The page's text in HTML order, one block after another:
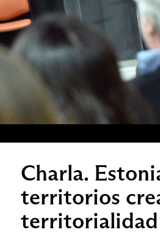
Charla.
territorios
territorialidad